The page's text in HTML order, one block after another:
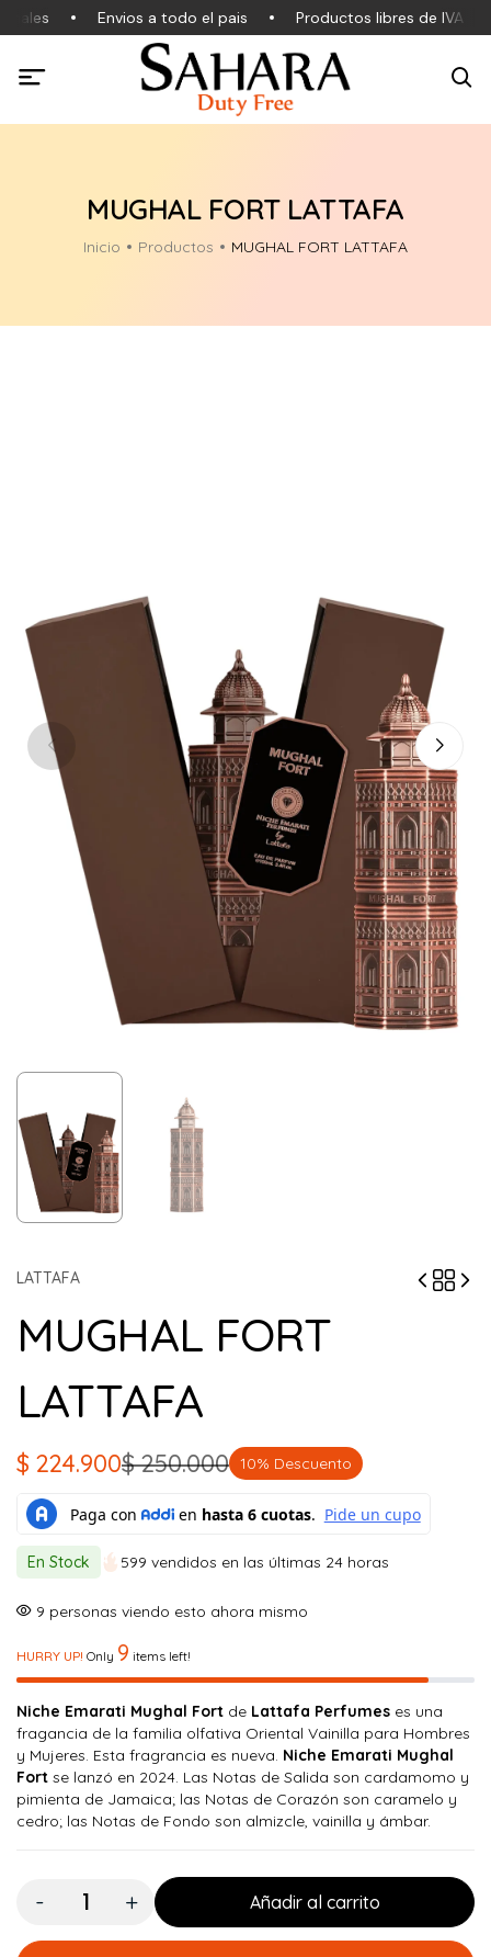
Envios a todo el pais Productos libres de IVA
MUGHAL FORT LATTAFA
Inicio Productos MUGHAL FORT LATTAFA
LATTAFA
MUGHAL FORT
LATTAFA
$250.000
El
precio
original
era:
$ 250.000.
$ 224.900
El
precio
actual
es:
$ 224.900.
10% Descuento
En Stock 599 vendidos en las últimas 24 horas
9 personas viendo esto ahora mismo
HURRY UP! Only 9 items left!
Niche Emarati Mughal Fort de Lattafa Perfumes es una
fragancia de la familia olfativa Oriental Vainilla para Hombres
y Mujeres. Esta fragrancia es nueva. Niche Emarati Mughal
Fort se lanzó en 2024. Las Notas de Salida son cardamomo y
pimienta de Jamaica; las Notas de Corazón son caramelo y
cedro; las Notas de Fondo son almizcle, vainilla y ámbar.
Cantidad:
Añadir al carrito